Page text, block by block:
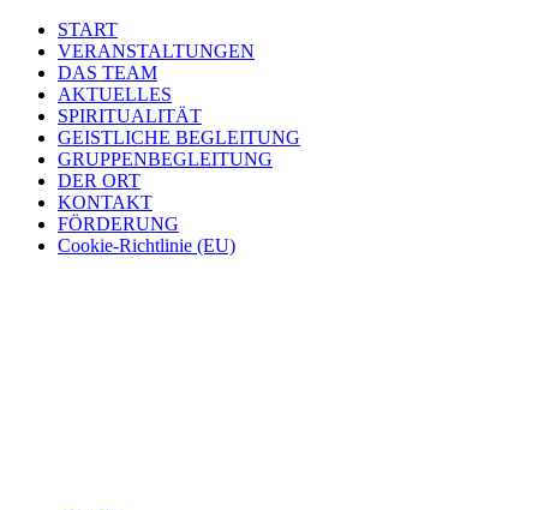
START
VERANSTALTUNGEN
DAS TEAM
AKTUELLES
SPIRITUALITÄT
GEISTLICHE BEGLEITUNG
GRUPPENBEGLEITUNG
DER ORT
KONTAKT
FÖRDERUNG
Cookie-Richtlinie (EU)